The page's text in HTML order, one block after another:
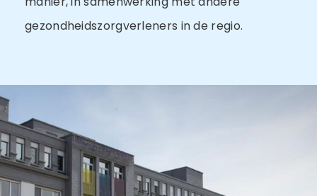
gezondheidszorgverleners in de regio.